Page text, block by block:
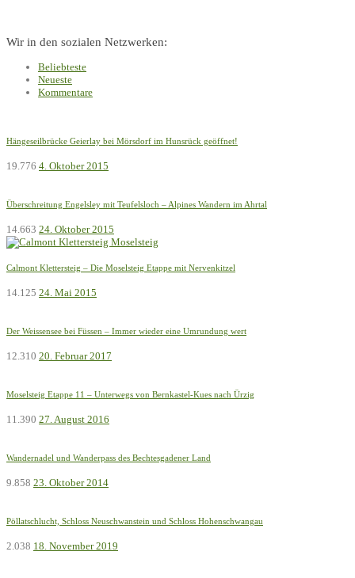
Wir in den sozialen Netzwerken:
Beliebteste
Neueste
Kommentare
Hängeseilbrücke Geierlay bei Mörsdorf im Hunsrück geöffnet!
19.776 4. Oktober 2015
Überschreitung Engelsley mit Teufelsloch – Alpines Wandern im Ahrtal
14.663 24. Oktober 2015
Calmont Klettersteig – Die Moselsteig Etappe mit Nervenkitzel
14.125 24. Mai 2015
Der Weissensee bei Füssen – Immer wieder eine Umrundung wert
12.310 20. Februar 2017
Moselsteig Etappe 11 – Unterwegs von Bernkastel-Kues nach Ürzig
11.390 27. August 2016
Wandernadel und Wanderpass des Bechtesgadener Land
9.858 23. Oktober 2014
Pöllatschlucht, Schloss Neuschwanstein und Schloss Hohenschwangau
2.038 18. November 2019